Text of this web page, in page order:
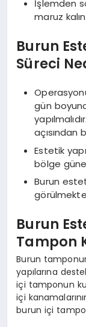
İşlemden
maruz
Burun
Süreci
gün
açısından
Estetik
bölge
Burun
Burun
Tampon
Burun
yapılarına
içi tamponun
içi
burun içi